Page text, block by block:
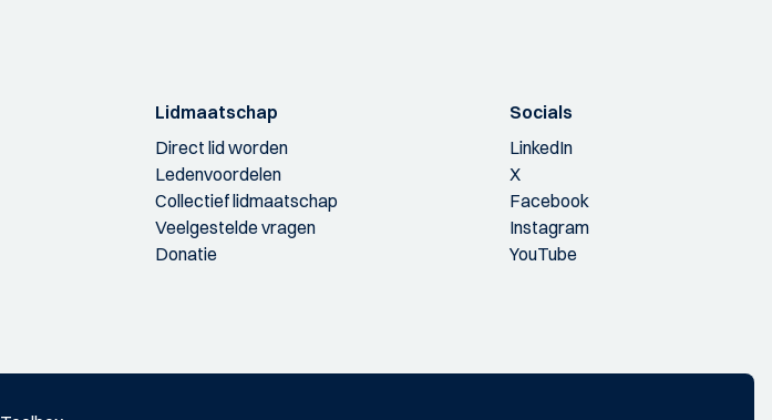
Lidmaatschap
Direct lid worden
Ledenvoordelen
Collectief lidmaatschap
Veelgestelde vragen
Donatie
Socials
LinkedIn
X
Facebook
Instagram
YouTube